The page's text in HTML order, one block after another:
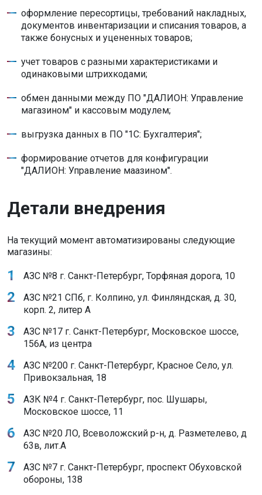
оформление пересортицы, требований накладных,
документов инвентаризации и списания товаров, а
также бонусных и уцененных товаров;
учет товаров с разными характеристиками и
одинаковыми штрихкодами;
обмен данными между ПО "ДАЛИОН: Управление
магазином" и кассовым модулем;
выгрузка данных в ПО "1С: Бухгалтерия";
формирование отчетов для конфигурации
"ДАЛИОН: Управление маазином".
Детали внедрения
На текущий момент автоматизированы следующие
магазины:
АЗС №8 г. Санкт-Петербург, Торфяная дорога, 10
АЗС №21 СПб, г. Колпино, ул. Финляндская, д. 30,
корп. 2, литер А
АЗС №17 г. Санкт-Петербург, Московское шоссе,
156А, из центра
АЗС №200 г. Санкт-Петербург, Красное Село, ул.
Привокзальная, 18
АЗК №4 г. Санкт-Петербург, пос. Шушары,
Московское шоссе, 11
АЗС №20 ЛО, Всеволожский р-н, д. Разметелево, д
63в, лит.А
АЗС №7 г. Санкт-Петербург, проспект Обуховской
обороны, 138